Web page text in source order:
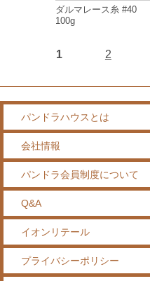
ダルマレース糸 #40
100g
1 2
パンドラハウスとは
会社情報
パンドラ会員制度について
Q&A
イオンリテール
プライバシーポリシー